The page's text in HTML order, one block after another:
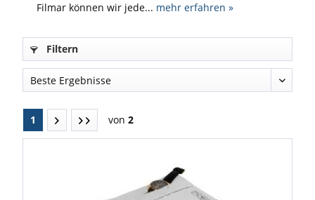
Filmar können wir jede... mehr erfahren »
Filtern
1 von 2